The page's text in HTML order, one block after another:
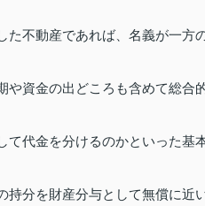
不動産であれば、名義が一方
や資金の出どころも含めて総合
代金を分けるのかといった基
分を財産分与として無償に近